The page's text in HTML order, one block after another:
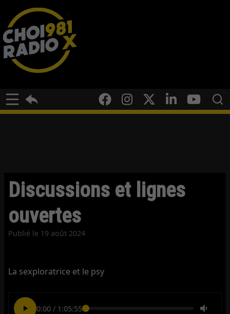
Discussions et lignes
ouvertes
Publié le 19 août 2024
La sexploratrice et le psy
0:00/ 1:05:55